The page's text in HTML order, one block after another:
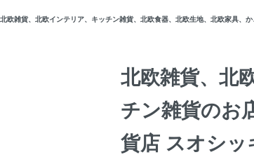
北欧雑貨、北欧インテリア、キッチン雑貨、北欧食器、北欧生地、北欧家具
北欧雑貨、北
チン雑貨のお
貨店 スオシッ